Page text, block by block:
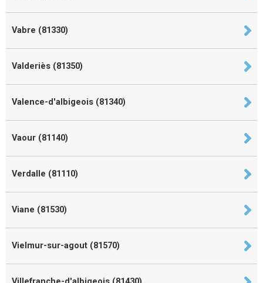
Vabre (81330)
Valderiès (81350)
Valence-d'albigeois (81340)
Vaour (81140)
Verdalle (81110)
Viane (81530)
Vielmur-sur-agout (81570)